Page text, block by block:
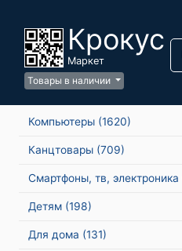
Крокус
Маркет
Товары в наличии
Компьютеры (1620)
Канцтовары (709)
Смартфоны, тв, электроника
Детям (198)
Для дома (131)